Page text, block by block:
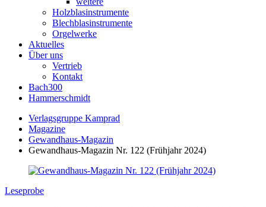
Holzblasinstrumente
Blechblasinstrumente
Orgelwerke
Aktuelles
Über uns
Vertrieb
Kontakt
Bach300
Hammerschmidt
Verlagsgruppe Kamprad
Magazine
Gewandhaus-Magazin
Gewandhaus-Magazin Nr. 122 (Frühjahr 2024)
Leseprobe